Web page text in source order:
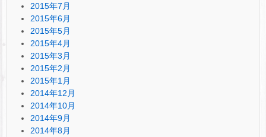
2015年7月
2015年6月
2015年5月
2015年4月
2015年3月
2015年2月
2015年1月
2014年12月
2014年10月
2014年9月
2014年8月